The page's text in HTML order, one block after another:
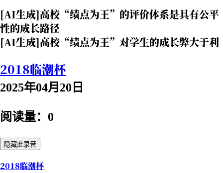
[AI生成]高校“绩点为王”的评价体系是具有公平
性的成长路径
[AI生成]高校“绩点为王”对学生的成长弊大于利
2018临潮杯
2025年04月20日
阅读量：0
隐藏此录音
2018临潮杯